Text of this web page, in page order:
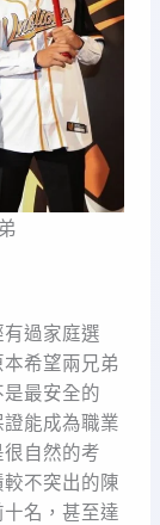
過家庭選
希望兩兄弟
最安全的
能成為職業
自然的考
不突出的陳
名，甚至達